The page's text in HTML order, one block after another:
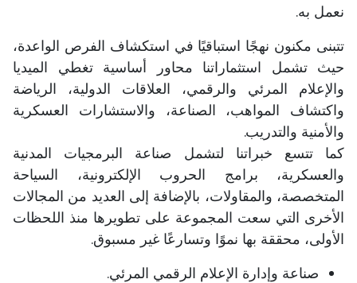
نعمل به.
تتبنى مكنون نهجًا استباقيًا في استكشاف الفرص الواعدة،
حيث تشمل استثماراتنا محاور أساسية تغطي الميديا
والإعلام المرئي والرقمي، العلاقات الدولية، الرياضة
واكتشاف المواهب، الصناعة، والاستشارات العسكرية
والأمنية والتدريب.
كما تتسع خبراتنا لتشمل صناعة البرمجيات المدنية
والعسكرية، برامج الحروب الإلكترونية، السياحة
المتخصصة، والمقاولات، بالإضافة إلى العديد من المجالات
الأخرى التي سعت المجموعة على تطويرها منذ اللحظات
الأولى، محققة بها نموًا وتسارعًا غير مسبوق.
صناعة وإدارة الإعلام الرقمي المرئي. ​